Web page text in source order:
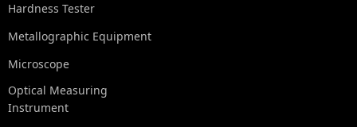
Hardness Tester
Metallographic Equipment
Microscope
Optical Measuring
Instrument